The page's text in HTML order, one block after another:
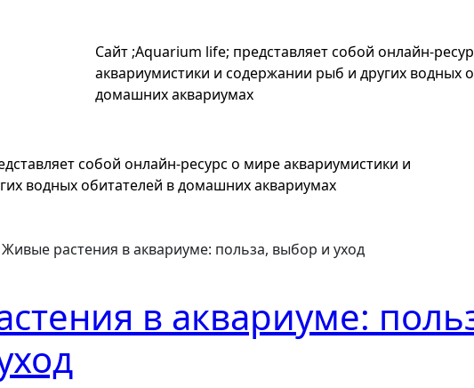
Сайт ;Aquarium life; представляет собой онлайн-
аквариумистики и содержании рыб и других водных
домашних аквариумах
собой онлайн-ресурс о мире аквариумистики и
водных обитателей в домашних аквариумах
Живые растения в аквариуме: польза, выбор и уход
в аквариуме: